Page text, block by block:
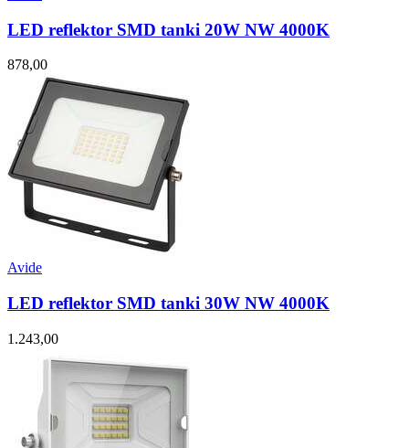
LED reflektor SMD tanki 20W NW 4000K
878,00
Avide
LED reflektor SMD tanki 30W NW 4000K
1.243,00